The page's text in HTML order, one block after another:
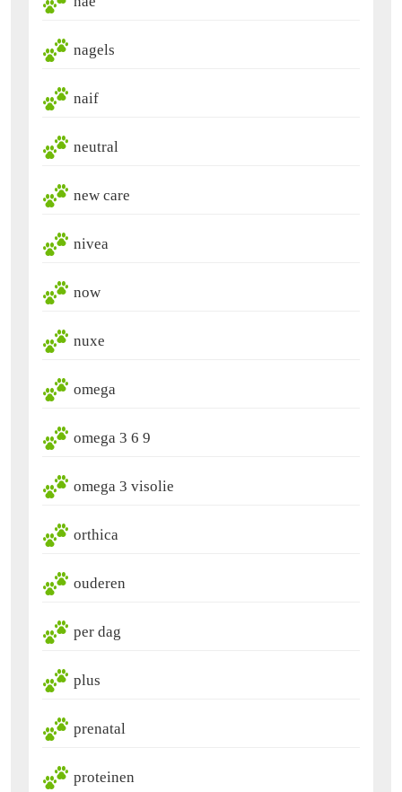
nagels
naif
neutral
new care
nivea
now
nuxe
omega
omega 3 6 9
omega 3 visolie
orthica
ouderen
per dag
plus
prenatal
proteinen